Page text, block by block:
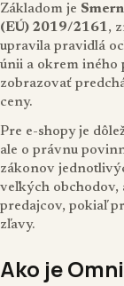
Základom je
(EÚ) 2019/2161,
upravila pravidlá
únii a okrem iného
zobrazovať
ceny.
Pre e-shopy je
ale o právnu
zákonov
veľkých obchodov,
predajcov, pokiaľ
zľavy.
Ako je